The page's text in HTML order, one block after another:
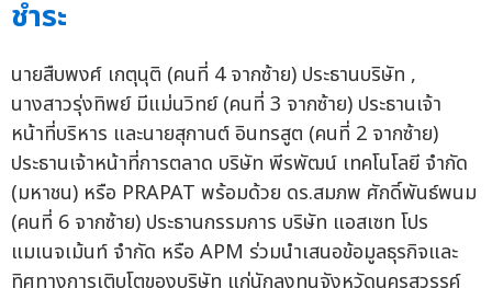
ชำระ
นายสืบพงศ์ เกตุนุติ (คนที่ 4 จากซ้าย) ประธานบริษัท ,
นางสาวรุ่งทิพย์ มีแม่นวิทย์ (คนที่ 3 จากซ้าย) ประธานเจ้า
หน้าที่บริหาร และนายสุกานต์ อินทรสูต (คนที่ 2 จากซ้าย)
ประธานเจ้าหน้าที่การตลาด บริษัท พีรพัฒน์ เทคโนโลยี จำกัด
(มหาชน) หรือ PRAPAT พร้อมด้วย ดร.สมภพ ศักดิ์พันธ์พนม
(คนที่ 6 จากซ้าย) ประธานกรรมการ บริษัท แอสเซท โปร
แมเนจเม้นท์ จำกัด หรือ APM ร่วมนำเสนอข้อมูลธุรกิจและ
ทิศทางการเติบโตของบริษัท แก่นักลงทุนจังหวัดนครสวรรค์